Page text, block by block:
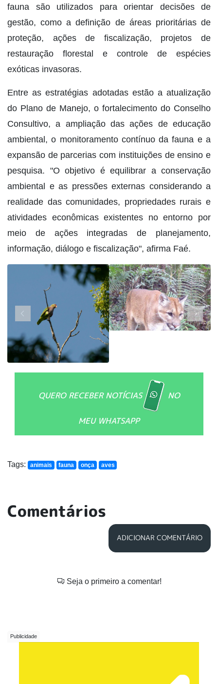
fauna são utilizados para orientar decisões de
gestão, como a definição de áreas prioritárias de
proteção, ações de fiscalização, projetos de
restauração florestal e controle de espécies
exóticas invasoras.
Entre as estratégias adotadas estão a atualização
do Plano de Manejo, o fortalecimento do Conselho
Consultivo, a ampliação das ações de educação
ambiental, o monitoramento contínuo da fauna e a
expansão de parcerias com instituições de ensino e
pesquisa. "O objetivo é equilibrar a conservação
ambiental e as pressões externas considerando a
realidade das comunidades, propriedades rurais e
atividades econômicas existentes no entorno por
meio de ações integradas de planejamento,
informação, diálogo e fiscalização", afirma Faé.
QUERO RECEBER NOTÍCIAS NO
MEU WHATSAPP
Tags: animais fauna onça aves
Comentários
ADICIONAR COMENTÁRIO
Seja o primeiro a comentar!